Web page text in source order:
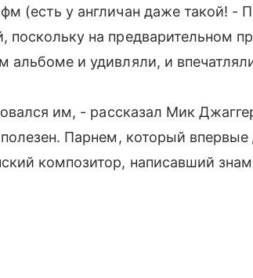
(есть у англичан даже такой! -
поскольку на предварительном
альбоме и удивляли, и
им, - рассказал Мик
Парнем, который
композитор, написавший